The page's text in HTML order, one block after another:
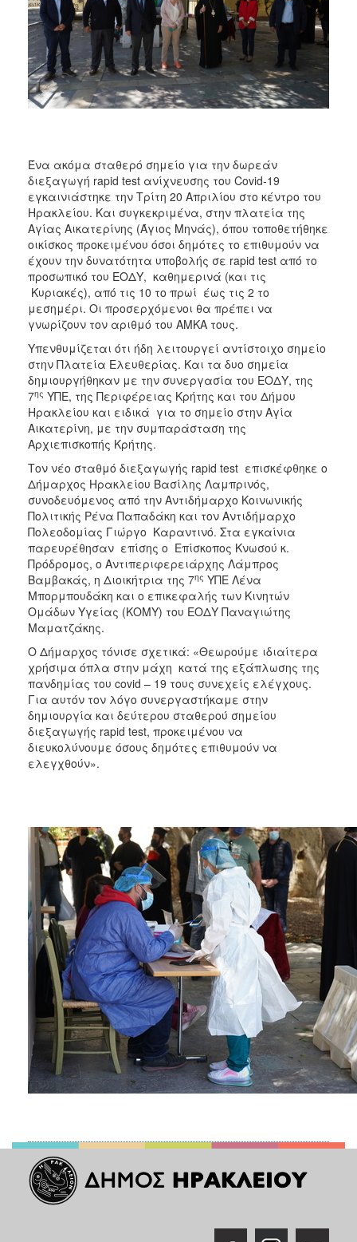
ΤΟΠΟΣ
ΑΝΘΕΚΤΙΚΗ
ΠΟΛΗΈνα ακόμα σταθερό σημείο για την δωρεάν
διεξαγωγή rapid test ανίχνευσης του Covid-19
εγκαινιάστηκε την Τρίτη 20 Απριλίου στο κέντρο του
Ηρακλείου. Και συγκεκριμένα, στην πλατεία της
Αγίας Αικατερίνης (Άγιος Μηνάς), όπου τοποθετήθηκε
οικίσκος προκειμένου όσοι δημότες το επιθυμούν να
έχουν την δυνατότητα υποβολής σε rapid test από το
προσωπικό του ΕΟΔΥ, καθημερινά (και τις
Κυριακές), από τις 10 το πρωί έως τις 2 το
μεσημέρι. Οι προσερχόμενοι θα πρέπει να
γνωρίζουν τον αριθμό του ΑΜΚΑ τους.
Υπενθυμίζεται ότι ήδη λειτουργεί αντίστοιχο σημείο
στην Πλατεία Ελευθερίας. Και τα δυο σημεία
δημιουργήθηκαν με την συνεργασία του ΕΟΔΥ, της
7ης ΥΠΕ, της Περιφέρειας Κρήτης και του Δήμου
Ηρακλείου και ειδικά για το σημείο στην Αγία
Αικατερίνη, με την συμπαράσταση της
Αρχιεπισκοπής Κρήτης.
Τον νέο σταθμό διεξαγωγής rapid test επισκέφθηκε ο
Δήμαρχος Ηρακλείου Βασίλης Λαμπρινός,
συνοδευόμενος από την Αντιδήμαρχο Κοινωνικής
Πολιτικής Ρένα Παπαδάκη και τον Αντιδήμαρχο
Πολεοδομίας Γιώργο Καραντινό. Στα εγκαίνια
παρευρέθησαν επίσης ο Επίσκοπος Κνωσού κ.
Πρόδρομος, ο Αντιπεριφερειάρχης Λάμπρος
Βαμβακάς, η Διοικήτρια της 7ης ΥΠΕ Λένα
Μπορμπουδάκη και ο επικεφαλής των Κινητών
Ομάδων Υγείας (ΚΟΜΥ) του ΕΟΔΥ Παναγιώτης
Μαματζάκης.
Ο Δήμαρχος τόνισε σχετικά: «Θεωρούμε ιδιαίτερα
χρήσιμα όπλα στην μάχη κατά της εξάπλωσης της
πανδημίας του covid – 19 τους συνεχείς ελέγχους.
Για αυτόν τον λόγο συνεργαστήκαμε στην
δημιουργία και δεύτερου σταθερού σημείου
διεξαγωγής rapid test, προκειμένου να
διευκολύνουμε όσους δημότες επιθυμούν να
ελεγχθούν».